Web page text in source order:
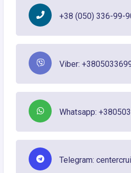
+38 (050) 336-99-
Viber:
Whatsapp:
Telegram: